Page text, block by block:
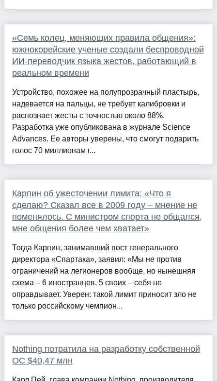
«Семь колец, меняющих правила общения»:
южнокорейские ученые создали беспроводной
ИИ-переводчик языка жестов, работающий в
реальном времени
Устройство, похожее на полупрозрачный пластырь,
надевается на пальцы, не требует калибровки и
распознает жесты с точностью около 88%.
Разработка уже опубликована в журнале Science
Advances. Ее авторы уверены, что смогут подарить
голос 70 миллионам г...
Карпин об ужесточении лимита: «Что я
сделаю? Сказал все в 2009 году – мнение не
поменялось. С министром спорта не общался,
мне общения более чем хватает»
Тогда Карпин, занимавший пост генерального
директора «Спартака», заявил: «Мы не против
ограничений на легионеров вообще, но нынешняя
схема – 6 иностранцев, 5 своих – себя не
оправдывает. Уверен: такой лимит приносит зло не
только российскому чемпион...
Nothing потратила на разработку собственной
ОС $40,47 млн